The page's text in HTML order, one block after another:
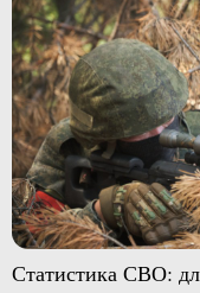
Статистика СВО: